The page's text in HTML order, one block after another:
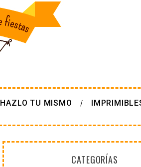
HAZLO TU MISMO
CATEGORÍAS